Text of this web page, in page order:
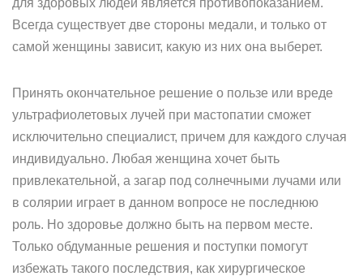
для здоровых людей является противопоказанием.
Всегда существует две стороны медали, и только от
самой женщины зависит, какую из них она выберет.
Принять окончательное решение о пользе или вреде
ультрафиолетовых лучей при мастопатии сможет
исключительно специалист, причем для каждого случая
индивидуально. Любая женщина хочет быть
привлекательной, а загар под солнечными лучами или
в солярии играет в данном вопросе не последнюю
роль. Но здоровье должно быть на первом месте.
Только обдуманные решения и поступки помогут
избежать такого последствия, как хирургическое